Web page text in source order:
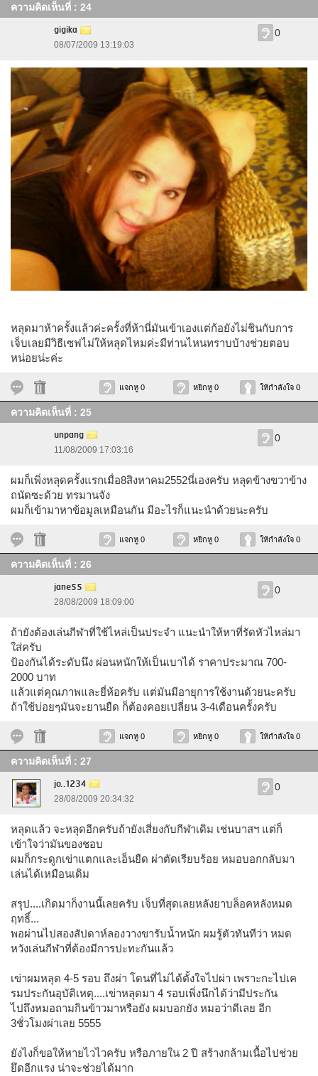
ความคิดเห็นที่ : 24
gigika
08/07/2009 13:19:03
0
หลุดมาห้าครั้งแล้วค่ะครั้งที่ห้านี่มันเข้าเองแต่ก้อยังไม่ชินกับการ
เจ็บเลยมีวิธีเซฟไม่ให้หลุดไหมค่ะมีท่านไหนทราบบ้างช่วยตอบ
หน่อยน่ะค่ะ
แจกหู 0 หยิกหู 0 ให้กำลังใจ 0
ความคิดเห็นที่ : 25
unpang
11/08/2009 17:03:16
0
ผมก็เพิ่งหลุดครั้งแรกเมื่อ8สิงหาคม2552นี่เองครับ หลุดข้างขวาข้าง
ถนัดซะด้วย ทรมานจัง
ผมก็เข้ามาหาข้อมูลเหมือนกัน มีอะไรก็แนะนำด้วยนะครับ
แจกหู 0 หยิกหู 0 ให้กำลังใจ 0
ความคิดเห็นที่ : 26
jane55
28/08/2009 18:09:00
0
ถ้ายังต้องเล่นกีฬาที่ใช้ไหล่เป็นประจำ แนะนำให้หาที่รัดหัวไหล่มา
ใส่ครับ
ป้องกันได้ระดับนึง ผ่อนหนักให้เป็นเบาได้ ราคาประมาณ 700-
2000 บาท
แล้วแต่คุณภาพและยี่ห้อครับ แต่มันมีอายุการใช้งานด้วยนะครับ
ถ้าใช้บ่อยๆมันจะยานยืด ก็ต้องคอยเปลี่ยน 3-4เดือนครั้งครับ
แจกหู 0 หยิกหู 0 ให้กำลังใจ 0
ความคิดเห็นที่ : 27
jo..1234
28/08/2009 20:34:32
0
หลุดแล้ว จะหลุดอีกครับถ้ายังเสี่ยงกับกีฬาเดิม เช่นบาสฯ แต่ก็
เข้าใจว่ามันของชอบ
ผมก็กระดูกเข่าแตกและเอ็นยืด ผ่าตัดเรียบร้อย หมอบอกกลับมา
เล่นได้เหมือนเดิม
สรุป....เกิดมาก็งานนี้เลยครับ เจ็บที่สุดเลยหลังยาบล็อคหลังหมด
ฤทธิ์...
พอผ่านไปสองสัปดาห์ลองวางขารับน้ำหนัก ผมรู้ตัวทันทีว่า หมด
หวังเล่นกีฬาที่ต้องมีการปะทะกันแล้ว
เข่าผมหลุด 4-5 รอบ ถึงผ่า โดนที่ไม่ได้ตั้งใจไปผ่า เพราะกะไปเค
รมประกันอุบัติเหตุ....เข่าหลุดมา 4 รอบเพิ่งนึกได้ว่ามีประกัน
ไปถึงหมอถามกินข้าวมาหรือยัง ผมบอกยัง หมอว่าดีเลย อีก
3ชั่วโมงผ่าเลย 5555
ยังไงก็ขอให้หายไวไวครับ หรือภายใน 2 ปี สร้างกล้ามเนื้อไปช่วย
ยึดอีกแรง น่าจะช่วยได้มาก